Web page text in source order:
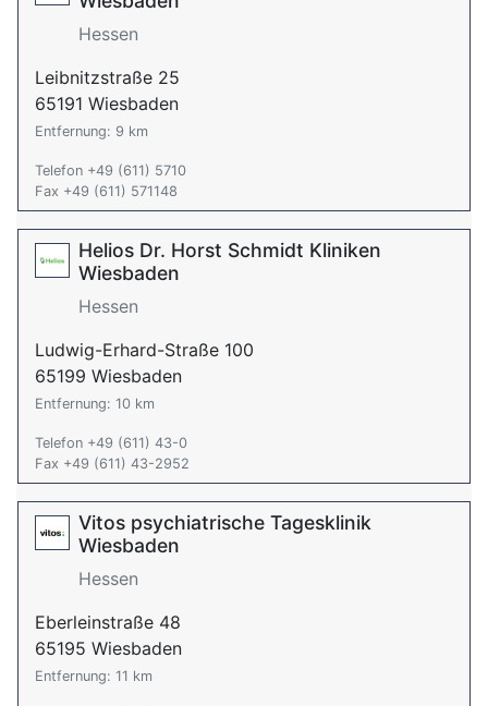
Hessen
Leibnitzstraße 25
65191 Wiesbaden
Entfernung: 9 km
Telefon +49 (611) 5710
Fax +49 (611) 571148
Helios Dr. Horst Schmidt Kliniken
Wiesbaden
Hessen
Ludwig-Erhard-Straße 100
65199 Wiesbaden
Entfernung: 10 km
Telefon +49 (611) 43-0
Fax +49 (611) 43-2952
Vitos psychiatrische Tagesklinik
Wiesbaden
Hessen
Eberleinstraße 48
65195 Wiesbaden
Entfernung: 11 km